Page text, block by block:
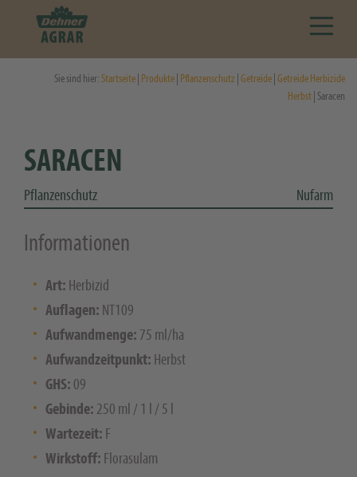
Sie sind hier:Startseite Produkte Pflanzenschutz Getreide Getreide Herbizide
Herbst | Saracen
SARACEN
Pflanzenschutz Nufarm
Informationen
Art: Herbizid
Auflagen: NT109
Aufwandmenge: 75 ml/ha
Aufwandzeitpunkt: Herbst
GHS: 09
Gebinde: 250 ml / 1 l / 5 l
Wartezeit: F
Wirkstoff: Florasulam